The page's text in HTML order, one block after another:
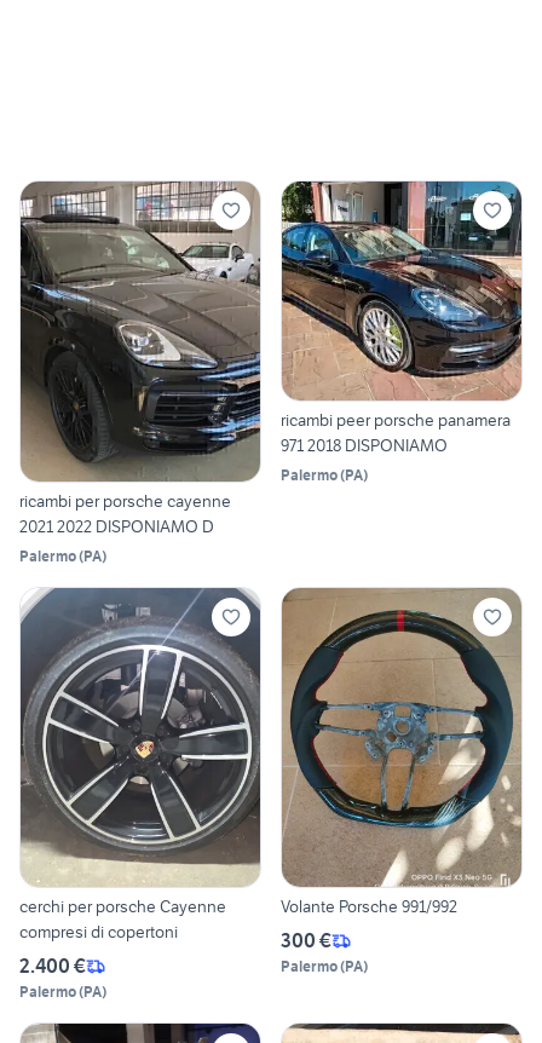
ricambi per porsche cayenne
2021 2022 DISPONIAMO D
Palermo(PA)
ricambi peer porsche panamera
971 2018 DISPONIAMO
Palermo(PA)
cerchi per porsche Cayenne
compresi di copertoni
2.400 €
Palermo(PA)
Volante Porsche 991/992
300 €
Palermo(PA)